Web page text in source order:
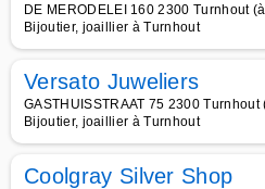
DE MERODELEI 160 2300 Turnhout
Bijoutier, joaillier à Turnhout
Versato Juweliers
GASTHUISSTRAAT 75 2300
Bijoutier, joaillier à Turnhout
Coolgray Silver Shop